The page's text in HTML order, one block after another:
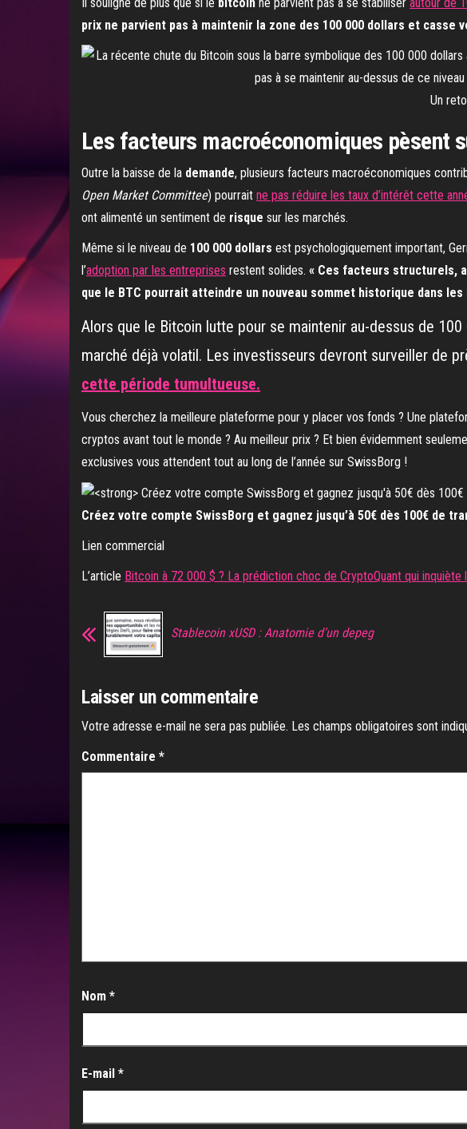
prix ne parvient pas à maintenir la zone des 100 000 dollars et
Un
Les facteurs macroéconomiques pèsent
Outre la baisse de la demande, plusieurs facteurs macroéconomiques
Open Market Committee) pourrait ne pas réduire les taux d’intérêt cette
ont alimenté un sentiment de risque sur les marchés.
Même si le niveau de 100 000 dollars est psychologiquement important,
l’adoption par les entreprises restent solides. « Ces facteurs structurels,
que le BTC pourrait atteindre un nouveau sommet historique dans les
Alors que le Bitcoin lutte pour se maintenir au-dessus de
marché déjà volatil. Les investisseurs devront surveiller de
cette période tumultueuse.
Vous cherchez la meilleure plateforme pour y placer vos fonds ? Une
cryptos avant tout le monde ? Au meilleur prix ? Et bien évidemment
exclusives vous attendent tout au long de l’année sur SwissBorg !
Créez votre compte SwissBorg et gagnez jusqu’à 50€ dès 100€ de
Lien commercial
L’article Bitcoin à 72 000 $ ? La prédiction choc de CryptoQuant qui inquiète
Stablecoin xUSD : Anatomie d’un depeg
Laisser un commentaire
Votre adresse e-mail ne sera pas publiée. Les champs obligatoires sont
Commentaire *
Nom *
E-mail *